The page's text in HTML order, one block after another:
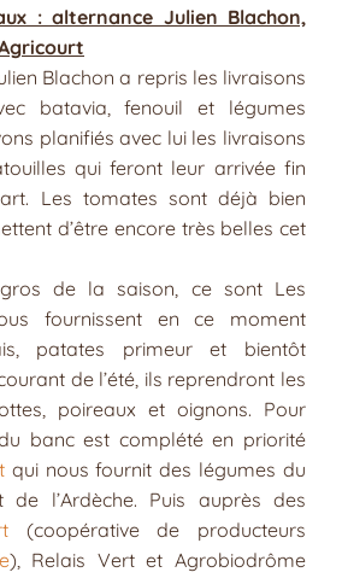
: alternance Julien Blachon,
Blachon a repris les livraisons
batavia, fenouil et légumes
planifiés avec lui les livraisons
qui feront leur arrivée fin
Les tomates sont déjà bien
d’être encore très belles cet
de la saison, ce sont Les
fournissent en ce moment
patates primeur et bientôt
de l’été, ils reprendront les
poireaux et oignons. Pour
banc est complété en priorité
qui nous fournit des légumes du
l’Ardèche. Puis auprès des
(coopérative de producteurs
), Relais Vert et Agrobiodrôme